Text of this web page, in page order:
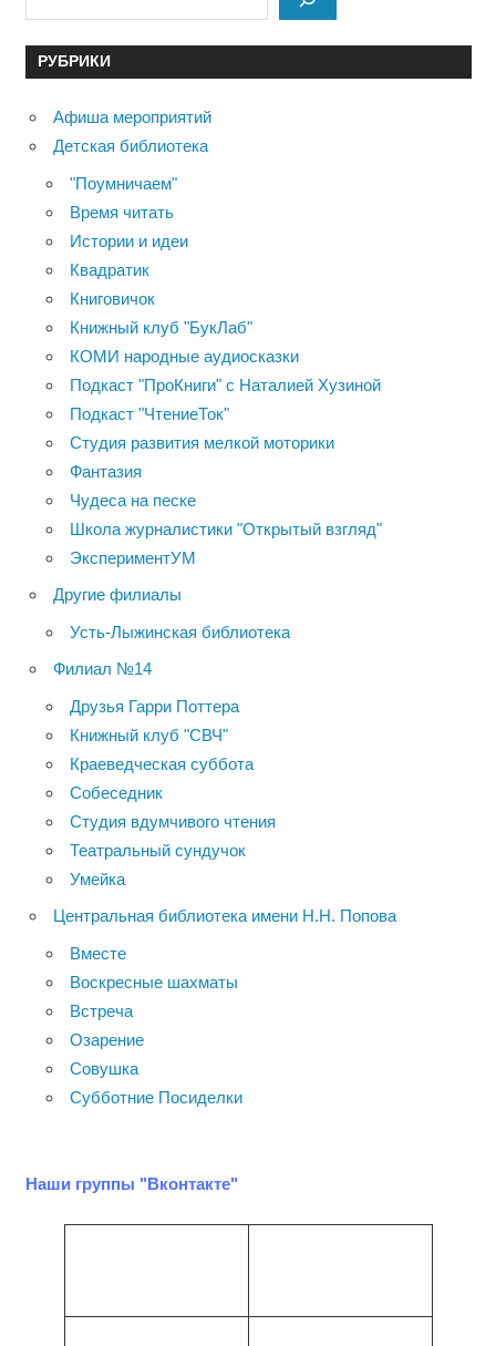
РУБРИКИ
Афиша мероприятий
Детская библиотека
"Поумничаем"
Время читать
Истории и идеи
Квадратик
Книговичок
Книжный клуб "БукЛаб"
КОМИ народные аудиосказки
Подкаст "ПроКниги" с Наталией Хузиной
Подкаст "ЧтениеТок"
Студия развития мелкой моторики
Фантазия
Чудеса на песке
Школа журналистики "Открытый взгляд"
ЭкспериментУМ
Другие филиалы
Усть-Лыжинская библиотека
Филиал №14
Друзья Гарри Поттера
Книжный клуб "СВЧ"
Краеведческая суббота
Собеседник
Студия вдумчивого чтения
Театральный сундучок
Умейка
Центральная библиотека имени Н.Н. Попова
Вместе
Воскресные шахматы
Встреча
Озарение
Совушка
Субботние Посиделки
Наши группы "Вконтакте"